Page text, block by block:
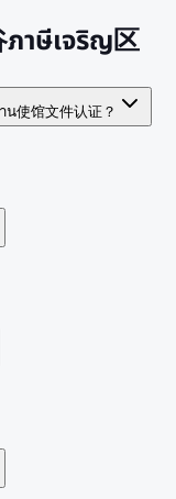
าษีเจริญ区
使馆文件认证？